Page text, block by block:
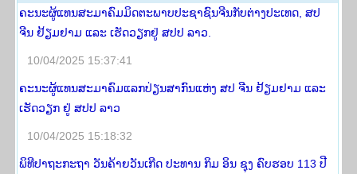
ຄະນະຜູ້ແທນສະມາຄົມມິດຕະພາບປະຊາຊົນຈີນກັບຕ່າງປະເທດ, ສປ
ຈີນ ຢ້ຽມຢາມ ແລະ ເຮັດວຽກຢູ່ ສປປ ລາວ.
10/04/2025 15:37:41
ຄະນະຜູ້ແທນສະມາຄົມແລກປ່ຽນສາກົນແຫ່ງ ສປ ຈີນ ຢ້ຽມຢາມ ແລະ
ເຮັດວຽກ ຢູ່ ສປປ ລາວ
10/04/2025 15:18:32
ພິທີປາຖະກະຖາ ວັນຄ້າຍວັນເກີດ ປະທານ ກິມ ອິນ ຊຸງ ຄົບຮອບ 113 ປີ